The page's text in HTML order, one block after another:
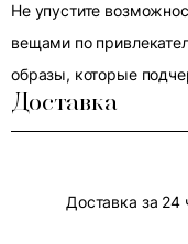
Не упустите
вещами по
образы, которые
Доставка
Доставка за 24